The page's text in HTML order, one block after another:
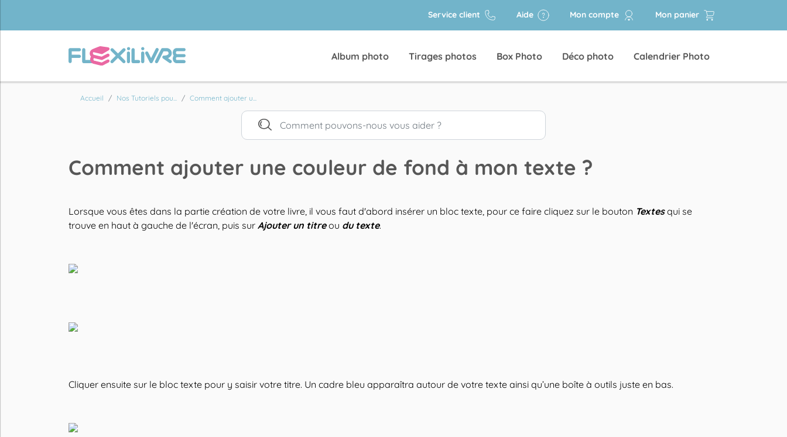
Service client Aide Mon compte Mon panier
Album photo Tirages photos Box Photo Déco photo Calendrier Photo
Accueil Nos Tutoriels pou... Comment ajouter u...
Comment ajouter une couleur de fond à mon texte ?
Lorsque vous êtes dans la partie création de votre livre, il vous faut d'abord insérer un bloc texte, pour ce faire cliquez sur le bouton Textesqui se
trouve en haut à gauche de l'écran, puis sur Ajouter un titreou du texte.
Cliquer ensuite sur le bloc texte pour y saisir votre titre. Un cadre bleu apparaîtra autour de votre texte ainsi qu’une boîte à outils juste en bas.